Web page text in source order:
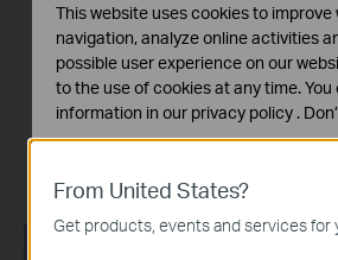
【Deco】How to Set
Up a Whole Home
Mesh Wi-Fi System
(Take Deco BE95 as
Example)
How
Deco
From United States?
Get products, events and services for
This website uses cookies to improve
navigation, analyze online activities
possible user experience on our
to the use of cookies at any time.
information in our privacy policy .
Deze cookies zijn noodzakelijk voor de
website en kunnen niet worden